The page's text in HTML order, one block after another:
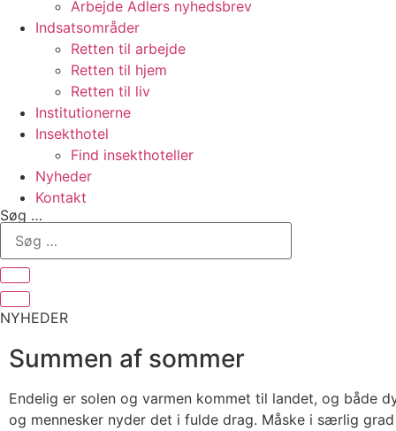
Arbejde Adlers nyhedsbrev
Indsatsområder
Retten til arbejde
Retten til hjem
Retten til liv
Institutionerne
Insekthotel
Find insekthoteller
Nyheder
Kontakt
Søg …
NYHEDER
Summen af sommer
Endelig er solen og varmen kommet til landet, og både
og mennesker nyder det i fulde drag. Måske i særlig grad